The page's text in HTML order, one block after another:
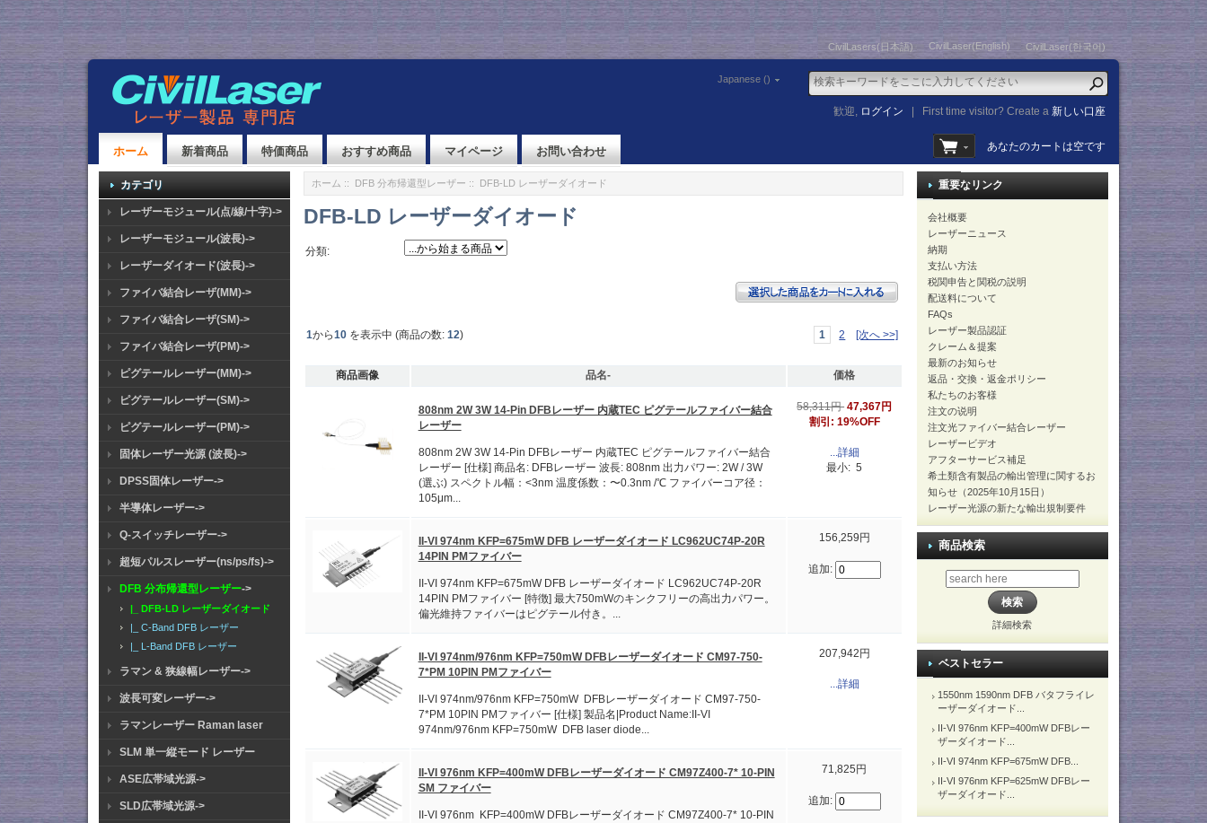
CivilLasers(日本語) CivilLaser(English) CivilLaser(한국어)
Japanese ()
歓迎, ログイン First time visitor? Create a新しい口座
ホーム 新着商品 特価商品 おすすめ商品 マイページ お問い合わせ あなたのカートは空です
カテゴリ
レーザーモジュール(点/線/十字)->
レーザーモジュール(波長)->
レーザーダイオード(波長)->
ファイバ結合レーザ(MM)->
ファイバ結合レーザ(SM)->
ファイバ結合レーザ(PM)->
ピグテールレーザー(MM)->
ピグテールレーザー(SM)->
ピグテールレーザー(PM)->
固体レーザー光源 (波長)->
DPSS固体レーザー->
半導体レーザー->
Q-スイッチレーザー->
超短パルスレーザー(ns/ps/fs)->
DFB 分布帰還型レーザー->
|_ DFB-LD レーザーダイオード
|_ C-Band DFB レーザー
|_ L-Band DFB レーザー
ラマン & 狭線幅レーザー->
波長可変レーザー->
ラマンレーザー Raman laser
SLM 単一縦モード レーザー
ASE広帯域光源->
SLD広帯域光源->
ホーム :: DFB 分布帰還型レーザー :: DFB-LD レーザーダイオード
DFB-LD レーザーダイオード
分類:
1から10を表示中 (商品の数: 12) 1 2 [次へ >>]
商品画像 品名- 価格
808nm 2W 3W 14-Pin DFBレーザー 内蔵TEC ピグテールファイバー結合
レーザー
808nm 2W 3W 14-Pin DFBレーザー 内蔵TEC ピグテールファイバー結合
レーザー [仕様] 商品名: DFBレーザー 波長: 808nm 出力パワー: 2W / 3W
(選ぶ) スペクトル幅：<3nm 温度係数：〜0.3nm /℃ ファイバーコア径：
105μm...
58,311円 47,367円
割引: 19%OFF
...詳細
最小: 5
II-VI 974nm KFP=675mW DFB レーザーダイオード LC962UC74P-20R
14PIN PMファイバー
II-VI 974nm KFP=675mW DFB レーザーダイオード LC962UC74P-20R
14PIN PMファイバー [特徴] 最大750mWのキンクフリーの高出力パワー。
偏光維持ファイバーはピグテール付き。...
156,259円
追加:
II-VI 974nm/976nm KFP=750mW DFBレーザーダイオード CM97-750-
7*PM 10PIN PMファイバー
II-VI 974nm/976nm KFP=750mW DFBレーザーダイオード CM97-750-
7*PM 10PIN PMファイバー [仕様] 製品名|Product Name:II-VI
974nm/976nm KFP=750mW DFB laser diode...
207,942円
...詳細
II-VI 976nm KFP=400mW DFBレーザーダイオード CM97Z400-7* 10-PIN
SM ファイバー
II-VI 976nm KFP=400mW DFBレーザーダイオード CM97Z400-7* 10-PIN
71,825円
追加:
重要なリンク
会社概要
レーザーニュース
納期
支払い方法
税関申告と関税の説明
配送料について
FAQs
レーザー製品認証
クレーム＆提案
最新のお知らせ
返品・交換・返金ポリシー
私たちのお客様
注文の说明
注文光ファイバー結合レーザー
レーザービデオ
アフターサービス補足
希土類含有製品の輸出管理に関するお
知らせ（2025年10月15日）
レーザー光源の新たな輸出規制要件
商品検索
詳細検索
ベストセラー
1550nm 1590nm DFB バタフライレ
ーザーダイオード...
II-VI 976nm KFP=400mW DFBレー
ザーダイオード...
II-VI 974nm KFP=675mW DFB...
II-VI 976nm KFP=625mW DFBレー
ザーダイオード...